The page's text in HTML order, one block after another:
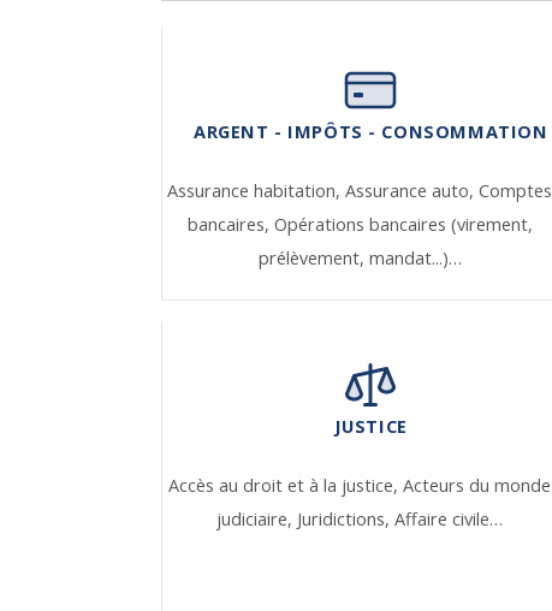
ARGENT - IMPÔTS - CONSOMMATION
Assurance habitation,Assurance auto,Comptes
bancaires, Opérations bancaires (virement,
prélèvement, mandat...)…
JUSTICE
Accès au droit et à la justice,Acteurs du monde
judiciaire, Juridictions,Affaire civile…